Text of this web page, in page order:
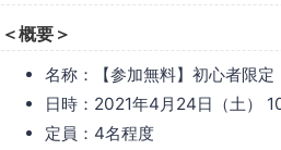
＜概要＞
名称：【参加無料】初心者限
日時：2021年4月24日（土）
定員：4名程度